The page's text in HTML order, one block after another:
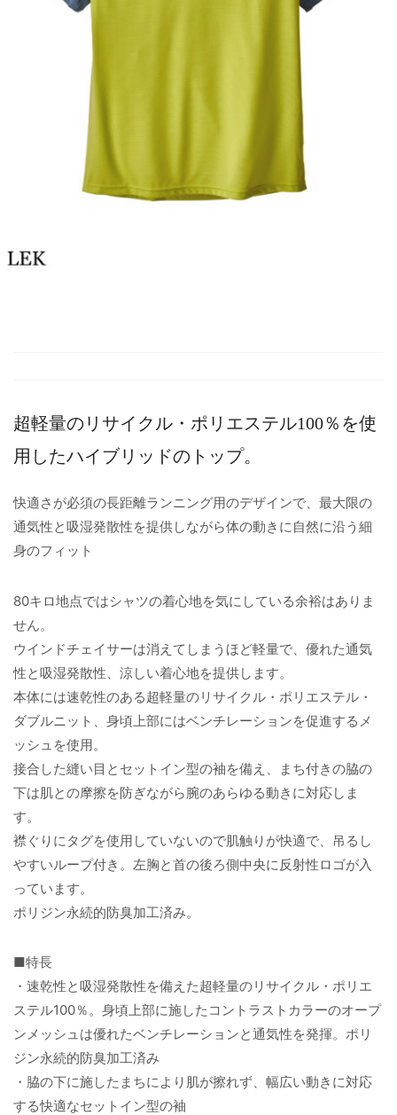
超軽量のリサイクル・ポリエステル100％を使
用したハイブリッドのトップ。
快適さが必須の長距離ランニング用のデザインで、最大限の
通気性と吸湿発散性を提供しながら体の動きに自然に沿う細
身のフィット
80キロ地点ではシャツの着心地を気にしている余裕はありま
せん。
ウインドチェイサーは消えてしまうほど軽量で、優れた通気
性と吸湿発散性、涼しい着心地を提供します。
本体には速乾性のある超軽量のリサイクル・ポリエステル・
ダブルニット、身頃上部にはベンチレーションを促進するメ
ッシュを使用。
接合した縫い目とセットイン型の袖を備え、まち付きの脇の
下は肌との摩擦を防ぎながら腕のあらゆる動きに対応しま
す。
襟ぐりにタグを使用していないので肌触りが快適で、吊るし
やすいループ付き。左胸と首の後ろ側中央に反射性ロゴが入
っています。
ポリジン永続的防臭加工済み。
■特長
・速乾性と吸湿発散性を備えた超軽量のリサイクル・ポリエ
ステル100％。身頃上部に施したコントラストカラーのオープ
ンメッシュは優れたベンチレーションと通気性を発揮。ポリ
ジン永続的防臭加工済み
・脇の下に施したまちにより肌が擦れず、幅広い動きに対応
する快適なセットイン型の袖